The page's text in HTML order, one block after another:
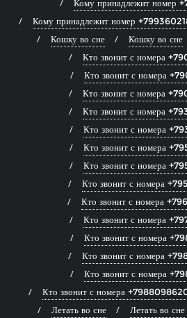
Кому принадлежит номер
Кому принадлежит номер
Кошку во сне
Кошку во сне
Кто звонит с номера
Кто звонит с номера
Кто звонит с номера
Кто звонит с номера
Кто звонит с номера
Кто звонит с номера
Кто звонит с номера
Кто звонит с номера
Кто звонит с номера
Кто звонит с номера
Кто звонит с номера
Кто звонит с номера
Кто звонит с номера
Кто звонит с номера
Летать во сне
Летать во сне